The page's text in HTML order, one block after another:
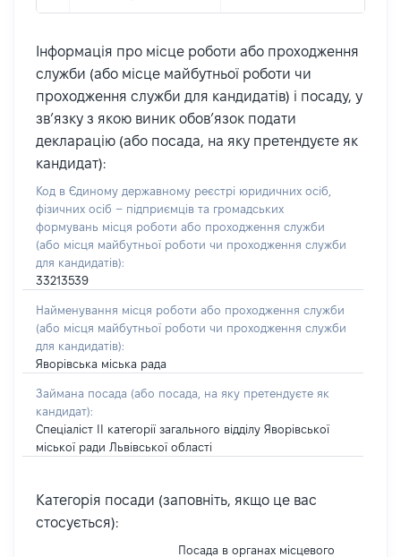
Інформація про місце роботи або проходження
служби (або місце майбутньої роботи чи
проходження служби для кандидатів) і посаду, у
зв’язку з якою виник обов’язок подати
декларацію (або посада, на яку претендуєте як
кандидат):
Код в Єдиному державному реєстрі юридичних осіб,
фізичних осіб – підприємців та громадських
формувань місця роботи або проходження служби
(або місця майбутньої роботи чи проходження служби
для кандидатів):
33213539
Найменування місця роботи або проходження служби
(або місця майбутньої роботи чи проходження служби
для кандидатів):
Яворівська міська рада
Займана посада (або посада, на яку претендуєте як
кандидат):
Спеціаліст ІІ категорії загального відділу Яворівської
міської ради Львівської області
Категорія посади (заповніть, якщо це вас
стосується):
Посада в органах місцевого